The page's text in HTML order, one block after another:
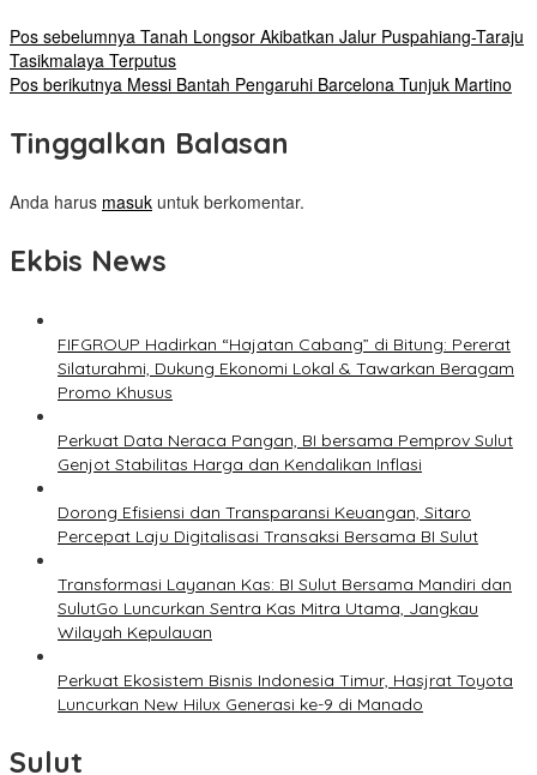
Pos sebelumnya Tanah Longsor Akibatkan Jalur Puspahiang-Taraju
Tasikmalaya Terputus
Pos berikutnya Messi Bantah Pengaruhi Barcelona Tunjuk Martino
Tinggalkan Balasan
Anda harus masuk untuk berkomentar.
Ekbis News
FIFGROUP Hadirkan “Hajatan Cabang” di Bitung: Pererat
Silaturahmi, Dukung Ekonomi Lokal & Tawarkan Beragam
Promo Khusus
Perkuat Data Neraca Pangan, BI bersama Pemprov Sulut
Genjot Stabilitas Harga dan Kendalikan Inflasi
Dorong Efisiensi dan Transparansi Keuangan, Sitaro
Percepat Laju Digitalisasi Transaksi Bersama BI Sulut
Transformasi Layanan Kas: BI Sulut Bersama Mandiri dan
SulutGo Luncurkan Sentra Kas Mitra Utama, Jangkau
Wilayah Kepulauan
Perkuat Ekosistem Bisnis Indonesia Timur, Hasjrat Toyota
Luncurkan New Hilux Generasi ke-9 di Manado
Sulut